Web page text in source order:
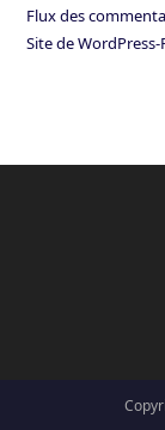
Flux des
Site de WordPress-